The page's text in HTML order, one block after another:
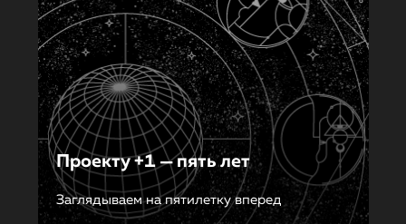
Проекту +1 — пять лет
Заглядываем на пятилетку вперед